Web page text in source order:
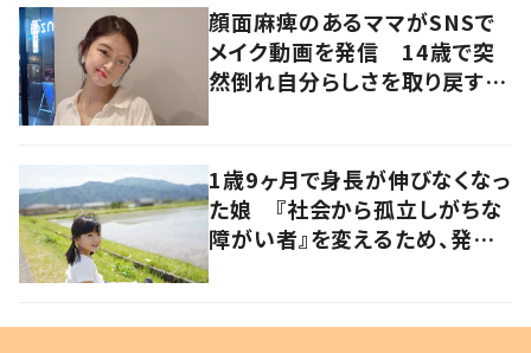
顔面麻痺のあるママがSNSで
メイク動画を発信 14歳で突
然倒れ自分らしさを取り戻すま
1歳9ヶ月で身長が伸びなくなっ
た娘 『社会から孤立しがちな
障がい者』を変えるため、発信